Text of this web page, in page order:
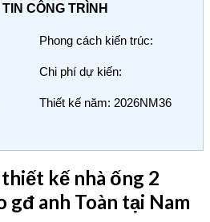
CÔNG TRÌNH
Phong cách kiến trúc:
Chi phí dự kiến:
Thiết kế năm: 2026NM36
kế nhà ống 2
gđ anh Toàn tại Nam